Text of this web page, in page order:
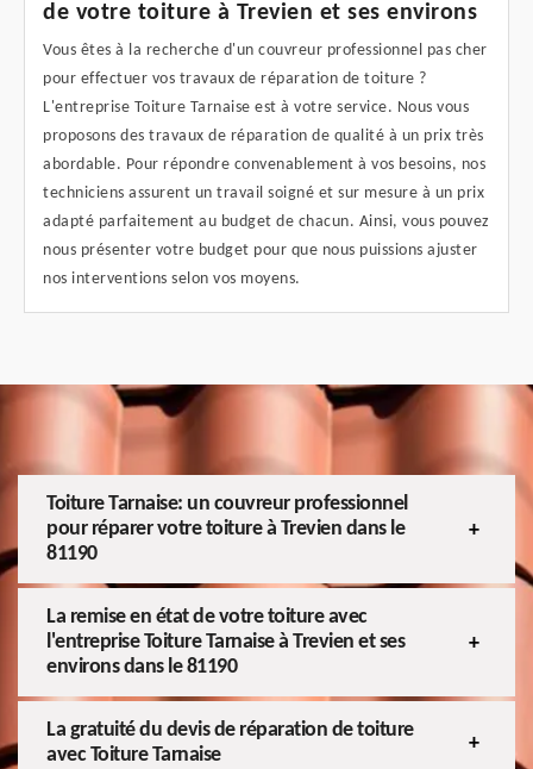
de votre toiture à Trevien et ses environs
Vous êtes à la recherche d'un couvreur professionnel pas cher
pour effectuer vos travaux de réparation de toiture ?
L'entreprise Toiture Tarnaise est à votre service. Nous vous
proposons des travaux de réparation de qualité à un prix très
abordable. Pour répondre convenablement à vos besoins, nos
techniciens assurent un travail soigné et sur mesure à un prix
adapté parfaitement au budget de chacun. Ainsi, vous pouvez
nous présenter votre budget pour que nous puissions ajuster
nos interventions selon vos moyens.
Toiture Tarnaise: un couvreur professionnel
pour réparer votre toiture à Trevien dans le
81190
La remise en état de votre toiture avec
l'entreprise Toiture Tarnaise à Trevien et ses
environs dans le 81190
La gratuité du devis de réparation de toiture
avec Toiture Tarnaise